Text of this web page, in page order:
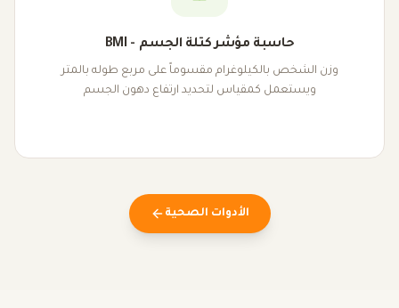
حاسبة مؤشر كتلة الجسم - BMI
وزن الشخص بالكيلوغرام مقسوماً على مربع طوله بالمتر
ويستعمل كمقياس لتحديد ارتفاع دهون الجسم
الأدوات الصحية